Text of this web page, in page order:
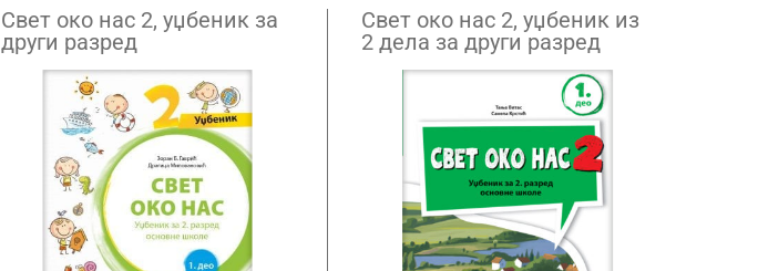
Свет око нас 2, уџбеник за
други разред
Свет око нас 2, уџбеник из
2 дела за други разред
НОВО